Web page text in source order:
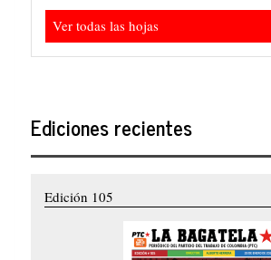
Ver todas las hojas
Ediciones recientes
Edición 105